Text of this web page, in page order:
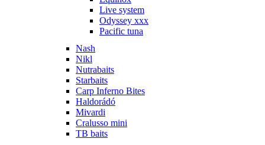
Live system
Odyssey xxx
Pacific tuna
Nash
Nikl
Nutrabaits
Starbaits
Carp Inferno Bites
Haldorádó
Mivardi
Cralusso mini
TB baits